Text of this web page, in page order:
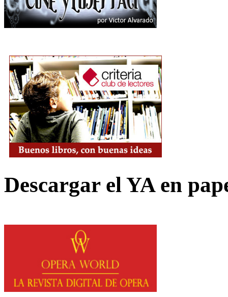
Descargar el YA en